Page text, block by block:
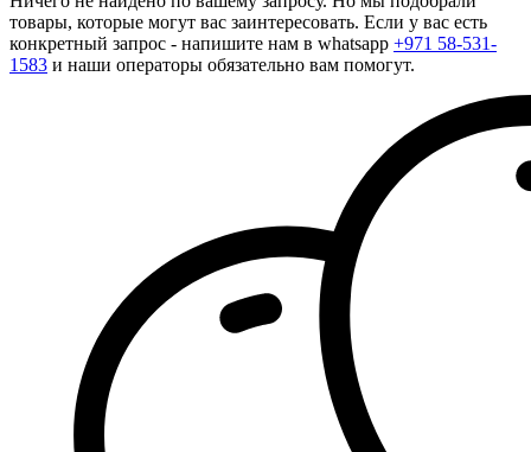
товары, которые могут вас заинтересовать. Если у вас есть
конкретный запрос - напишите нам в whatsapp +971 58-531-
1583 и наши операторы обязательно вам помогут.